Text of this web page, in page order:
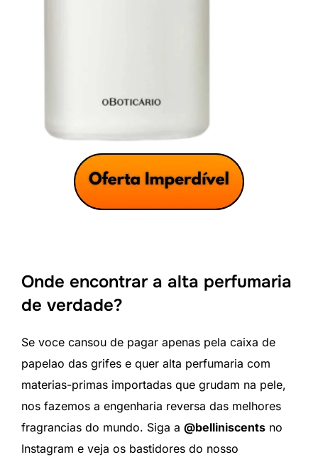
Onde encontrar a alta perfumaria
de verdade?
Se voce cansou de pagar apenas pela caixa de
papelao das grifes e quer alta perfumaria com
materias-primas importadas que grudam na pele,
nos fazemos a engenharia reversa das melhores
fragrancias do mundo. Siga a @belliniscents no
Instagram e veja os bastidores do nosso